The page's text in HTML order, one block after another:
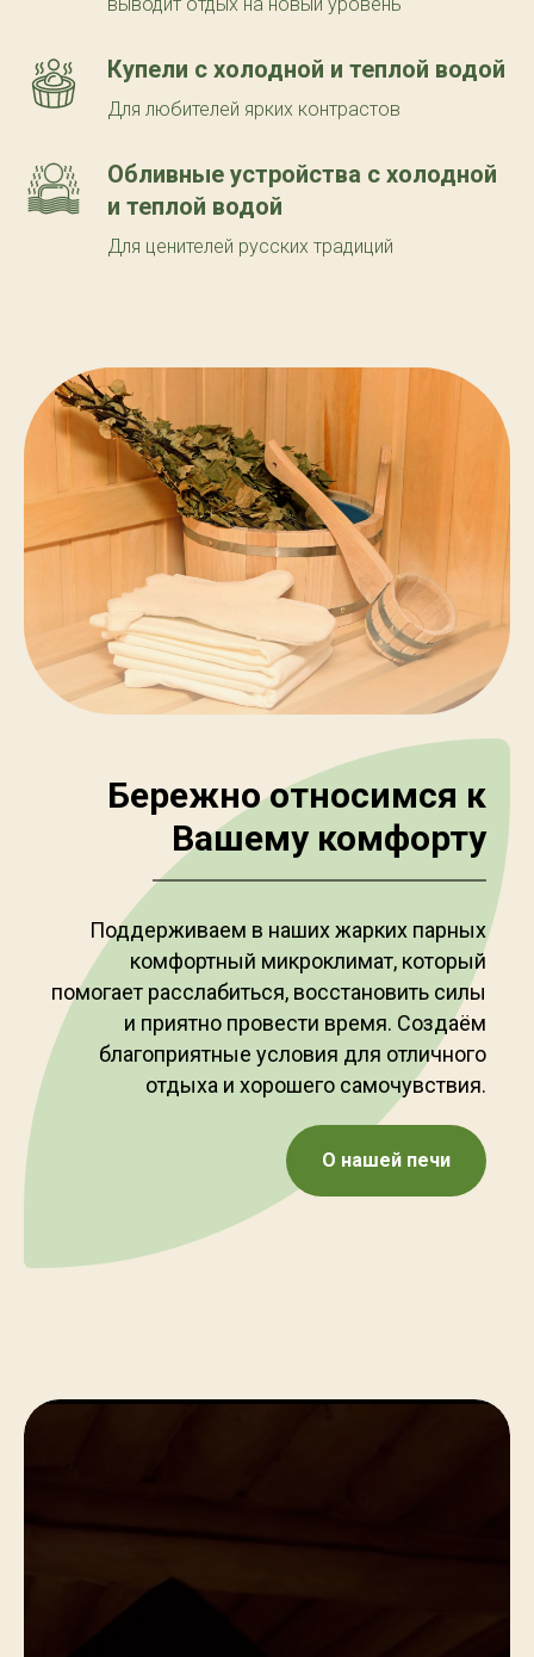
Купели с холодной и теплой водой
Для любителей ярких контрастов
Обливные устройства с холодной
и теплой водой
Для ценителей русских традиций
Бережно относимся к
Вашему комфорту
Поддерживаем в наших жарких парных
комфортный микроклимат, который
помогает расслабиться, восстановить силы
и приятно провести время. Создаём
благоприятные условия для отличного
отдыха и хорошего самочувствия.
О нашей печи